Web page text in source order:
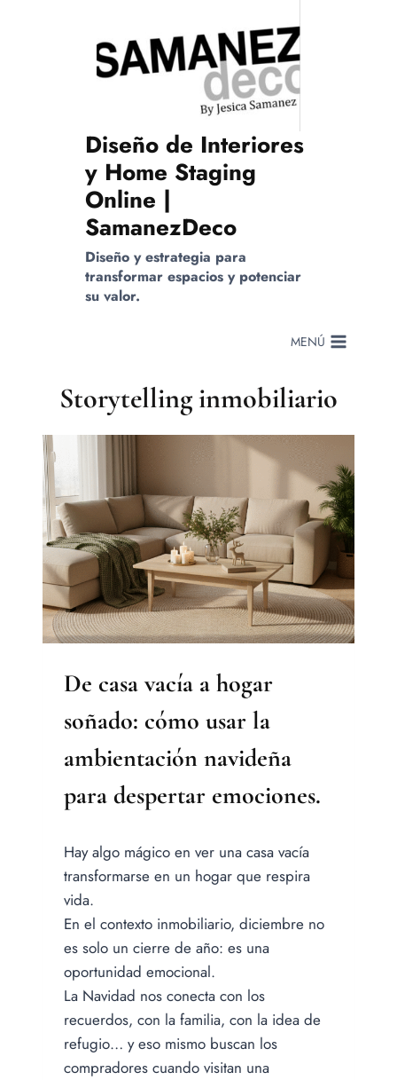
Diseño de Interiores
y Home Staging
Online |
SamanezDeco
Diseño y estrategia para
transformar espacios y potenciar
su valor.
MENÚ
Storytelling inmobiliario
De casa vacía a hogar
soñado: cómo usar la
ambientación navideña
para despertar emociones.
Jesica
Samanez
Hay algo mágico en ver una casa vacía
transformarse en un hogar que respira
vida.
En el contexto inmobiliario, diciembre no
es solo un cierre de año: es una
oportunidad emocional.
La Navidad nos conecta con los
recuerdos, con la familia, con la idea de
refugio… y eso mismo buscan los
compradores cuando visitan una